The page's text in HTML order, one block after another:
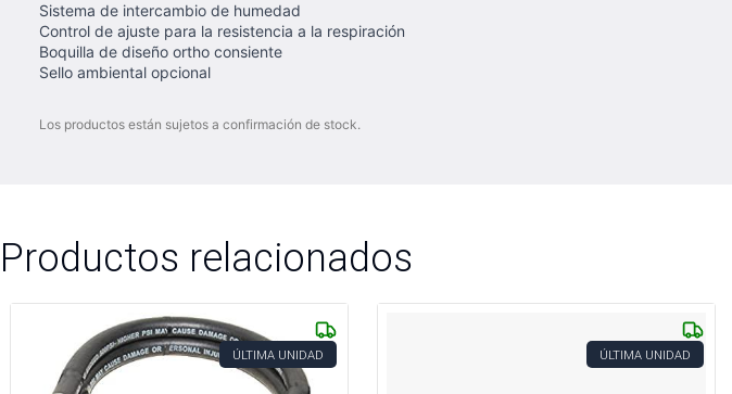
Sistema de intercambio de humedad
Control de ajuste para la resistencia a la respiración
Boquilla de diseño ortho consiente
Sello ambiental opcional
Los productos están sujetos a confirmación de stock.
Productos relacionados
ÚLTIMA UNIDAD ÚLTIMA UNIDAD